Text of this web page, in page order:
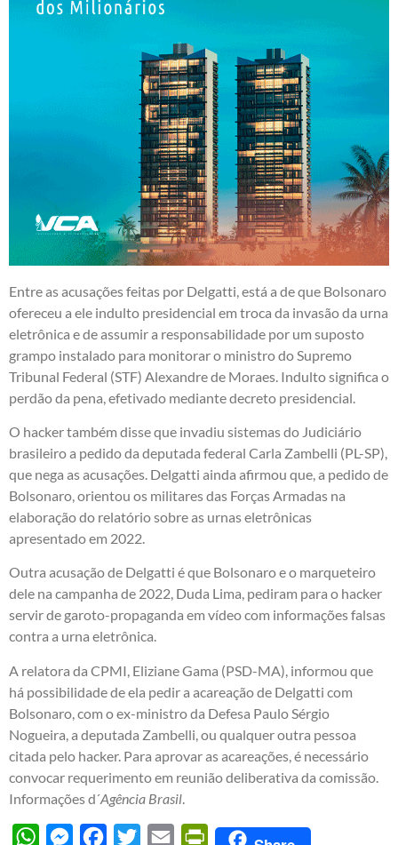
Entre as acusações feitas por Delgatti, está a de que Bolsonaro
ofereceu a ele indulto presidencial em troca da invasão da urna
eletrônica e de assumir a responsabilidade por um suposto
grampo instalado para monitorar o ministro do Supremo
Tribunal Federal (STF) Alexandre de Moraes. Indulto significa o
perdão da pena, efetivado mediante decreto presidencial.
O hacker também disse que invadiu sistemas do Judiciário
brasileiro a pedido da deputada federal Carla Zambelli (PL-SP),
que nega as acusações. Delgatti ainda afirmou que, a pedido de
Bolsonaro, orientou os militares das Forças Armadas na
elaboração do relatório sobre as urnas eletrônicas
apresentado em 2022.
Outra acusação de Delgatti é que Bolsonaro e o marqueteiro
dele na campanha de 2022, Duda Lima, pediram para o hacker
servir de garoto-propaganda em vídeo com informações falsas
contra a urna eletrônica.
A relatora da CPMI, Eliziane Gama (PSD-MA), informou que
há possibilidade de ela pedir a acareação de Delgatti com
Bolsonaro, com o ex-ministro da Defesa Paulo Sérgio
Nogueira, a deputada Zambelli, ou qualquer outra pessoa
citada pelo hacker. Para aprovar as acareações, é necessário
convocar requerimento em reunião deliberativa da comissão.
Informações d´Agência Brasil
WhatsAppMessengerFacebook
Twitter Email PrintFriendly